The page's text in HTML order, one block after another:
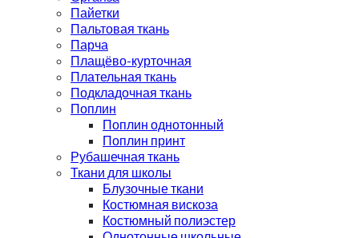
Пайетки
Пальтовая ткань
Парча
Плащёво-курточная
Плательная ткань
Подкладочная ткань
Поплин
Поплин однотонный
Поплин принт
Рубашечная ткань
Ткани для школы
Блузочные ткани
Костюмная вискоза
Костюмный полиэстер